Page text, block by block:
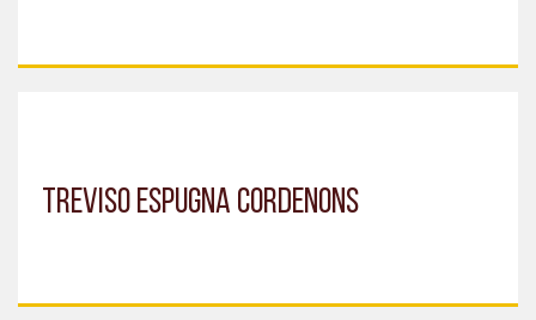
Treviso espugna Cordenons